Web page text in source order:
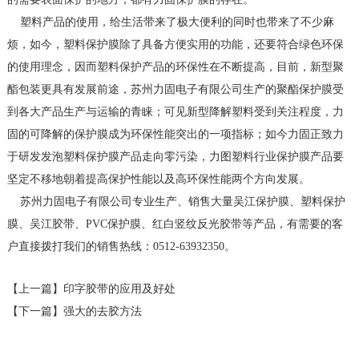
塑料产品的使用，给生活带来了极大便利的同时也带来了不少麻
烦，如今，塑料保护膜除了具备方便实用的功能，还要符合绿色环保
的使用理念，因而塑料保护产品的环保性在不断提高，目前，新型聚
酯包装更具有发展前途，苏州力固电子有限公司生产的聚酯保护膜受
到各大产品生产与运输的青睐；可见新型降解塑料受到关注程度，力
固的可降解的保护膜成为环保性能突出的一项指标；如今力固正致力
于研发发泡塑料保护膜产品走向零污染，力图塑料行业保护膜产品要
坚定不移地朝着提高保护性能以及高环保性能两个方向发展。
苏州力固电子有限公司专业生产、销售大量吴江保护膜、塑料保护
膜、吴江胶带、PVC保护膜、红白竖纹反光胶带等产品，有需要的客
户直接拨打我们的销售热线：0512-63932350。
【上一篇】 印字胶带的应用及好处
【下一篇】 强大的去胶方法